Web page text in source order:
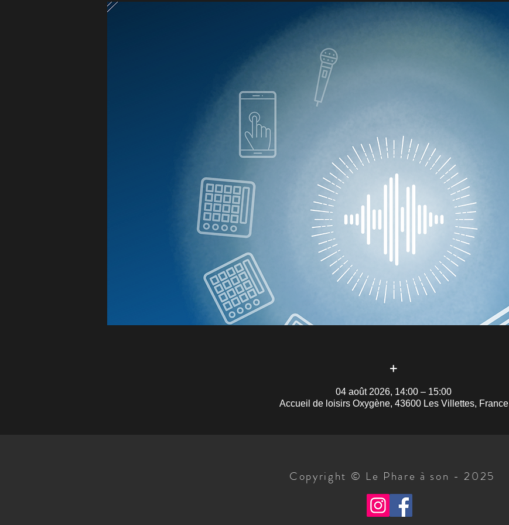
+
04 août 2026, 14:00 – 15:00
Accueil de loisirs Oxygène, 43600 Les Villettes, France
Copyright © Le Phare à son - 2025